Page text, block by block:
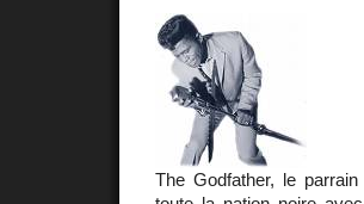
The Godfather, le